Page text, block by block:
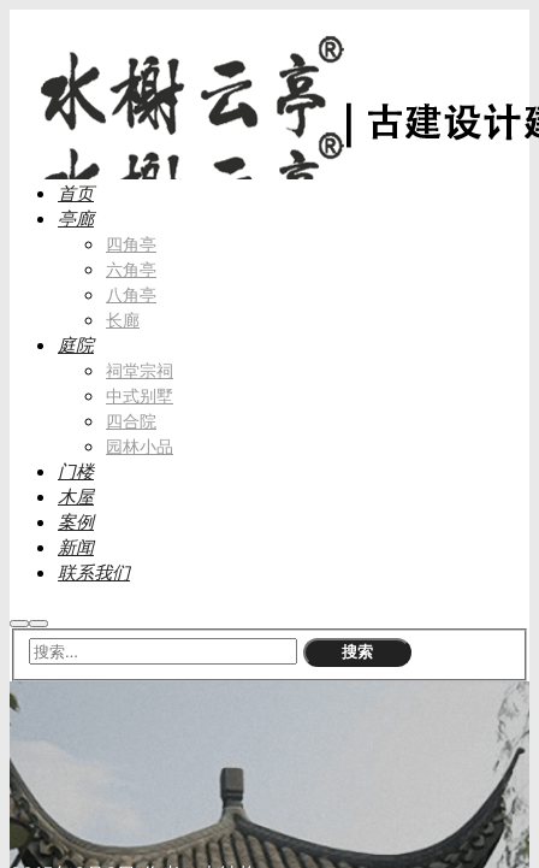
首页
亭廊
四角亭
六角亭
八角亭
长廊
庭院
祠堂宗祠
中式别墅
四合院
园林小品
门楼
木屋
案例
新闻
联系我们
搜 主
菜
单